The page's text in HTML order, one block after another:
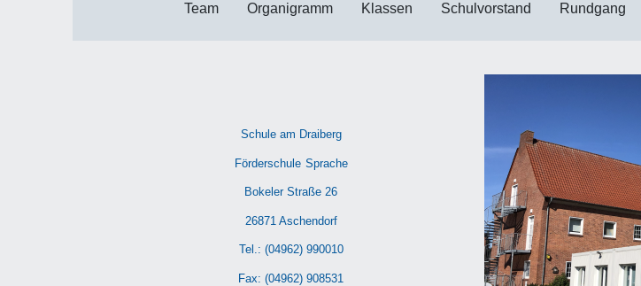
Team Organigramm Klassen Schulvorstand Rundgang
Schule am Draiberg
Förderschule Sprache
Bokeler Straße 26
26871 Aschendorf
Tel.: (04962) 990010
Fax: (04962) 908531